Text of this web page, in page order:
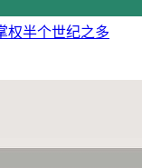
权半个世纪之多